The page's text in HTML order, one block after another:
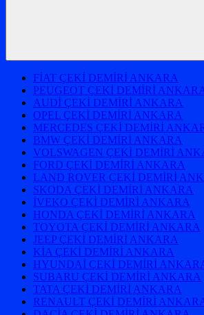
FİAT ÇEKİ DEMİRİ ANKARA
PEUGEOT ÇEKİ DEMİRİ
AUDİ ÇEKİ DEMİRİ ANKARA
OPEL ÇEKİ DEMİRİ ANKARA
MERCEDES ÇEKİ DEMİRİ
BMW ÇEKİ DEMİRİ ANKARA
VOLSWAGEN ÇEKİ DEMİRİ
FORD ÇEKİ DEMİRİ ANKARA
LAND ROVER ÇEKİ DEMİRİ
SKODA ÇEKİ DEMİRİ ANKARA
İVEKO ÇEKİ DEMİRİ ANKARA
HONDA ÇEKİ DEMİRİ ANKARA
TOYOTA ÇEKİ DEMİRİ ANKARA
JEEP ÇEKİ DEMİRİ ANKARA
KİA ÇEKİ DEMİRİ ANKARA
HYUNDAİ ÇEKİ DEMİRİ
SUBARU ÇEKİ DEMİRİ ANKARA
TATA ÇEKİ DEMİRİ ANKARA
RENAULT ÇEKİ DEMİRİ